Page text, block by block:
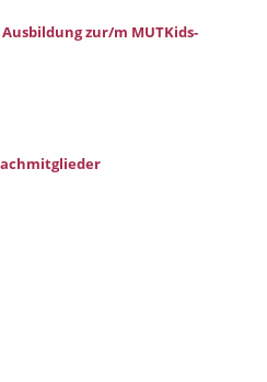
zur/m MUTKids-